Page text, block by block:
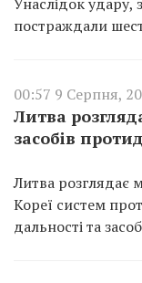
постраждали
00:57 9 Серпня,
Литва
засобів
Литва розглядає
Кореї систем
дальності та